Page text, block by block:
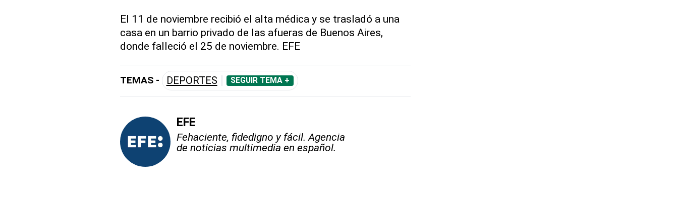
El 11 de noviembre recibió el alta médica y se trasladó a una
casa en un barrio privado de las afueras de Buenos Aires,
donde falleció el 25 de noviembre. EFE
TEMAS - DEPORTES SEGUIR TEMA +
EFE
Fehaciente, fidedigno y fácil. Agencia
de noticias multimedia en español.